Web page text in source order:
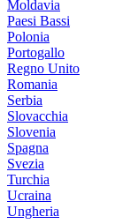
Moldavia
Paesi Bassi
Polonia
Portogallo
Regno Unito
Romania
Serbia
Slovacchia
Slovenia
Spagna
Svezia
Turchia
Ucraina
Ungheria